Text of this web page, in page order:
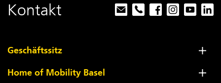
Kontakt
Geschäftssitz
Home of Mobility Basel